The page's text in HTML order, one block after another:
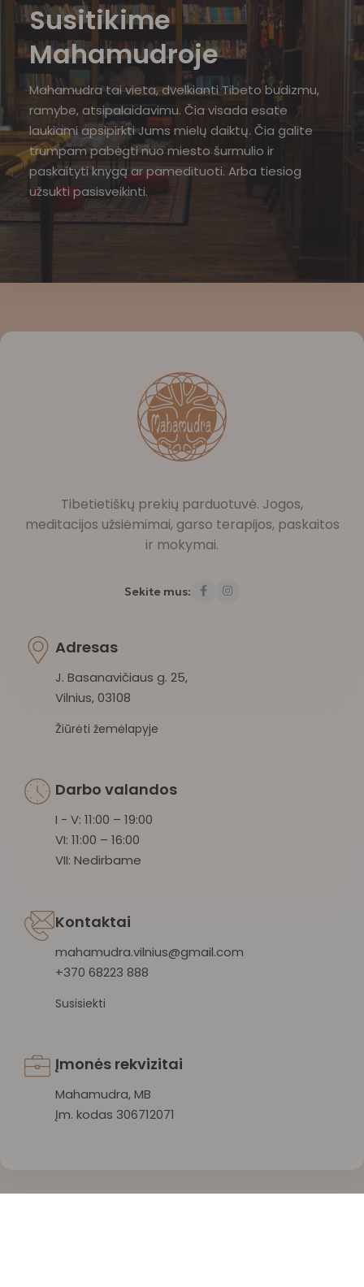
Susitikime
Mahamudroje
Mahamudra tai vieta, dvelkianti Tibeto budizmu,
ramybe, atsipalaidavimu. Čia visada esate
laukiami apsipirkti Jums mielų daiktų. Čia galite
trumpam pabėgti nuo miesto šurmulio ir
paskaityti knygą ar pamedituoti. Arba tiesiog
užsukti pasisveikinti.
Tibetietiškų prekių parduotuvė. Jogos,
meditacijos užsiėmimai, garso terapijos, paskaitos
ir mokymai.
Sekite mus:
Adresas
J. Basanavičiaus g. 25,
Vilnius, 03108
Žiūrėti žemėlapyje
Darbo valandos
I - V: 11:00 – 19:00
VI: 11:00 – 16:00
VII: Nedirbame
Kontaktai
mahamudra.vilnius@gmail.com
+370 68223 888
Susisiekti
Įmonės rekvizitai
Mahamudra, MB
Įm. kodas 306712071